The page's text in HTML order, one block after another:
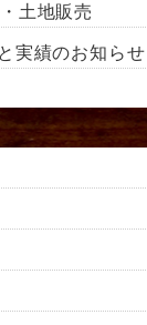
土地販売
実績のお知らせ